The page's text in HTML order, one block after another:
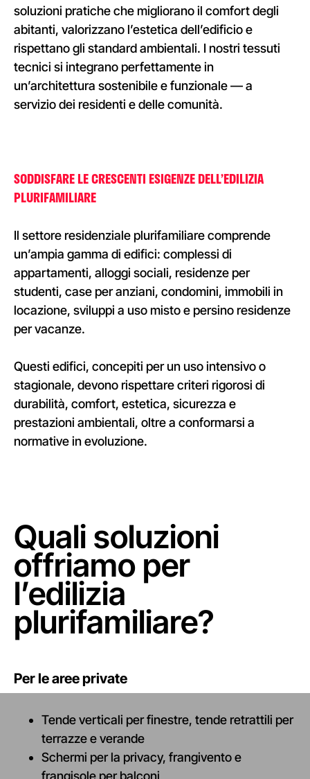
soluzioni pratiche che migliorano il comfort degli
abitanti, valorizzano l’estetica dell’edificio e
rispettano gli standard ambientali. I nostri tessuti
tecnici si integrano perfettamente in
un’architettura sostenibile e funzionale — a
servizio dei residenti e delle comunità.
SODDISFARE LE CRESCENTI ESIGENZE DELL’EDILIZIA
PLURIFAMILIARE
Il settore residenziale plurifamiliare comprende
un’ampia gamma di edifici: complessi di
appartamenti, alloggi sociali, residenze per
studenti, case per anziani, condomini, immobili in
locazione, sviluppi a uso misto e persino residenze
per vacanze.
Questi edifici, concepiti per un uso intensivo o
stagionale, devono rispettare criteri rigorosi di
durabilità, comfort, estetica, sicurezza e
prestazioni ambientali, oltre a conformarsi a
normative in evoluzione.
Quali soluzioni
offriamo per
l’edilizia
plurifamiliare?
Per le aree private
Tende verticali per finestre, tende retrattili per
terrazze e verande
Schermi per la privacy, frangivento e
frangisole per balconi